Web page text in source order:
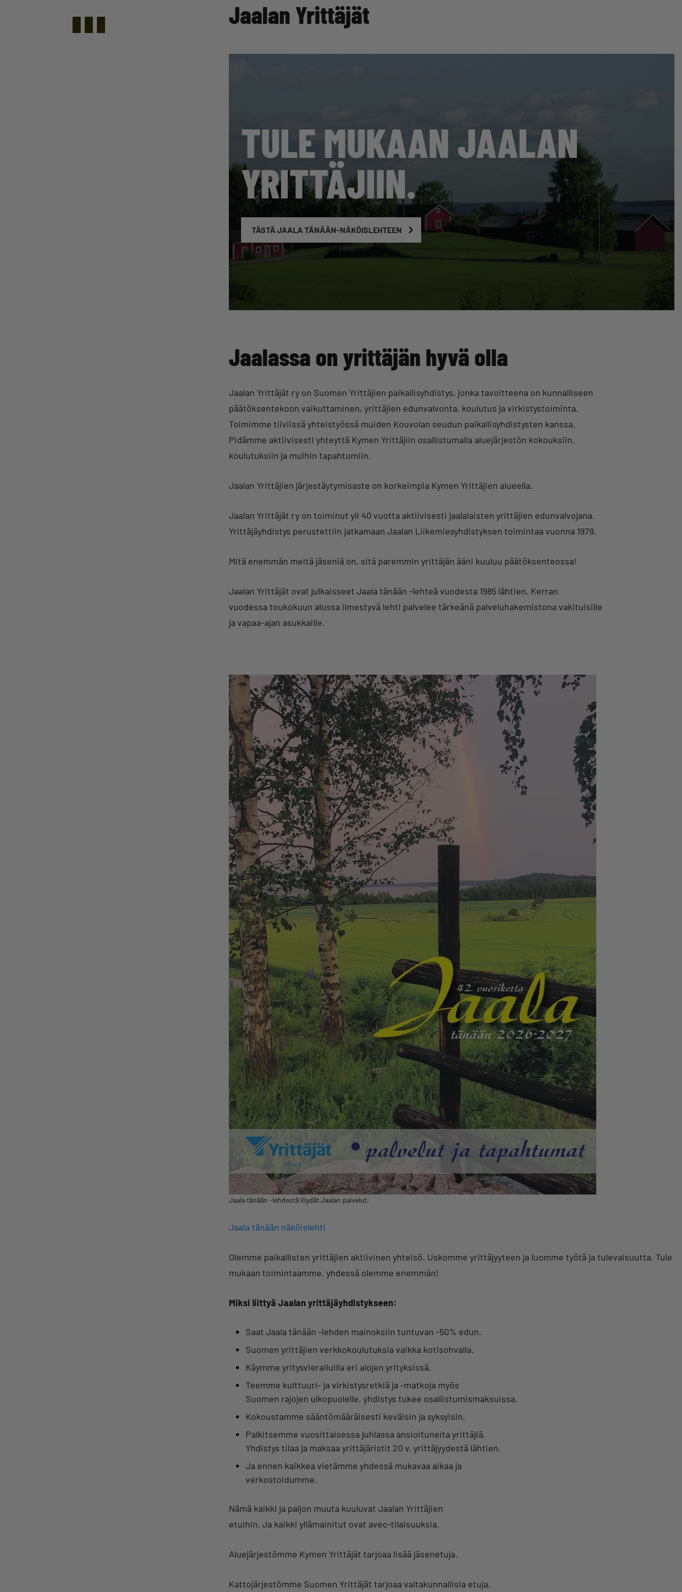
Jaalan Yrittäjät
TULE MUKAAN JAALAN
YRITTÄJIIN.
TÄSTÄ JAALA TÄNÄÄN-NÄKÖISLEHTEEN
Jaalassa on yrittäjän hyvä olla
Jaalan Yrittäjät ry on Suomen Yrittäjien paikallisyhdistys, jonka tavoitteena on kunnalliseen
päätöksentekoon vaikuttaminen, yrittäjien edunvalvonta, koulutus ja virkistystoiminta.
Toimimme tiiviissä yhteistyössä muiden Kouvolan seudun paikallisyhdistysten kanssa.
Pidämme aktiivisesti yhteyttä Kymen Yrittäjiin osallistumalla aluejärjestön kokouksiin,
koulutuksiin ja muihin tapahtumiin.
Jaalan Yrittäjien järjestäytymisaste on korkeimpia Kymen Yrittäjien alueella.
Jaalan Yrittäjät ry on toiminut yli 40 vuotta aktiivisesti jaalalaisten yrittäjien edunvalvojana.
Yrittäjäyhdistys perustettiin jatkamaan Jaalan Liikemiesyhdistyksen toimintaa vuonna 1979.
Mitä enemmän meitä jäseniä on, sitä paremmin yrittäjän ääni kuuluu päätöksenteossa!
Jaalan Yrittäjät ovat julkaisseet Jaala tänään -lehteä vuodesta 1985 lähtien. Kerran
vuodessa toukokuun alussa ilmestyvä lehti palvelee tärkeänä palveluhakemistona vakituisille
ja vapaa-ajan asukkaille.
Jaala tänään -lehdestä löydät Jaalan palvelut.
Jaala tänään näköislehti
Olemme paikallisten yrittäjien aktiivinen yhteisö. Uskomme yrittäjyyteen ja luomme työtä ja tulevaisuutta. Tule
mukaan toimintaamme, yhdessä olemme enemmän!
Miksi liittyä Jaalan yrittäjäyhdistykseen:
Saat Jaala tänään -lehden mainoksiin tuntuvan -50% edun.
Suomen yrittäjien verkkokoulutuksia vaikka kotisohvalla.
Käymme yritysvierailuilla eri alojen yrityksissä.
Teemme kulttuuri- ja virkistysretkiä ja -matkoja myös
Suomen rajojen ulkopuolelle, yhdistys tukee osallistumismaksuissa.
Kokoustamme sääntömääräisesti keväisin ja syksyisin.
Palkitsemme vuosittaisessa juhlassa ansioituneita yrittäjiä.
Yhdistys tilaa ja maksaa yrittäjäristit 20 v. yrittäjyydestä lähtien.
Ja ennen kaikkea vietämme yhdessä mukavaa aikaa ja
verkostoidumme.
Nämä kaikki ja paljon muuta kuuluvat Jaalan Yrittäjien
etuihin. Ja kaikki yllämainitut ovat avec-tilaisuuksia.
Aluejärjestömme Kymen Yrittäjät tarjoaa lisää jäsenetuja.
Kattojärjestömme Suomen Yrittäjät tarjoaa valtakunnallisia etuja.